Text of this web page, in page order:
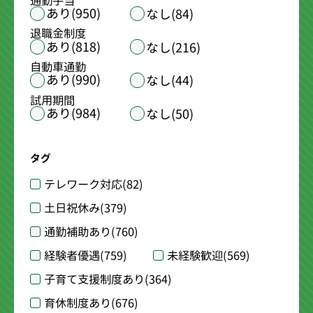
あり(950) なし(84)
退職金制度
あり(818) なし(216)
自動車通勤
あり(990) なし(44)
試用期間
あり(984) なし(50)
タグ
テレワーク対応(82)
土日祝休み(379)
通勤補助あり(760)
経験者優遇(759) 未経験歓迎(569)
子育て支援制度あり(364)
育休制度あり(676)